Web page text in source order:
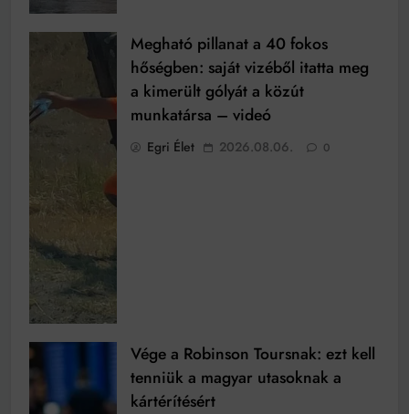
Megható pillanat a 40 fokos
hőségben: saját vizéből itatta meg
a kimerült gólyát a közút
munkatársa – videó
Egri Élet 2026.08.06. 0
Vége a Robinson Toursnak: ezt kell
tenniük a magyar utasoknak a
kártérítésért